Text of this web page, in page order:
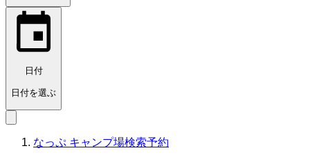
日付
日付を選ぶ
なっぷ キャンプ場検索予約